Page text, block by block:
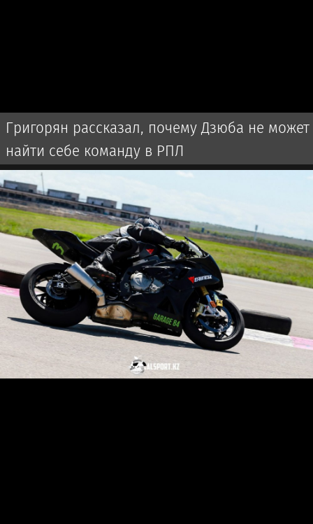
Григорян рассказал, почему Дзюба не может
найти себе команду в РПЛ